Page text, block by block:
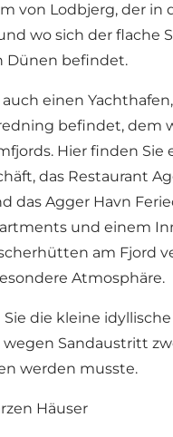
von Lodbjerg, der in
wo sich der flache
Dünen befindet.
einen
befindet, dem
Hier finden Sie
das Restaurant
das Agger Havn
und einem
am Fjord
Atmosphäre.
die kleine idyllische
wegen Sandaustritt
werden musste.
Häuser